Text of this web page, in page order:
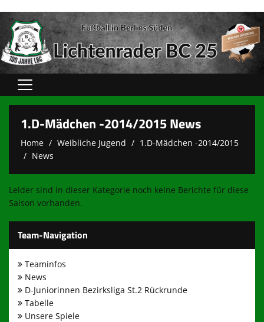
Home
Spielbetrieb
Sponsoren
Kooperationen
Fußball-Feriencamp des LBC
Presse und Infos
1.D-Mädchen -2014/2015 News
Home Weibliche Jugend
1.D-Mädchen -2014/2015
News
Leider sind in dieser Kategorie noch keine Berichte für diese
Saison vorhanden.
Team-Navigation
Teaminfos
News
D-Juniorinnen Bezirksliga St.2 Rückrunde
Tabelle
Unsere Spiele